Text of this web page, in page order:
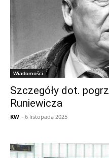
Wiadomości
Szczegóły dot.
Runiewicza
KW - 6 listopada 2025